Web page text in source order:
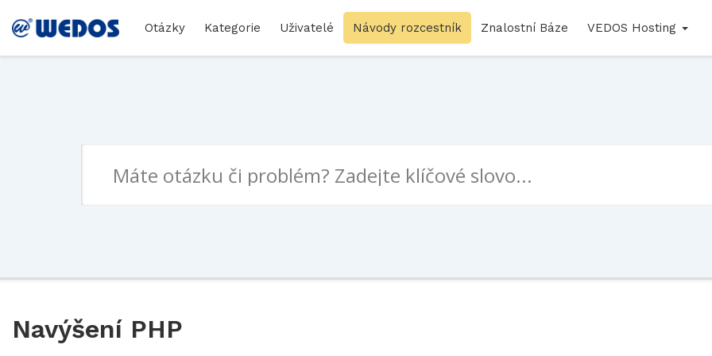
Otázky Kategorie Uživatelé Návody rozcestník Znalostní Báze VEDOS Hosting
Navýšení PHP